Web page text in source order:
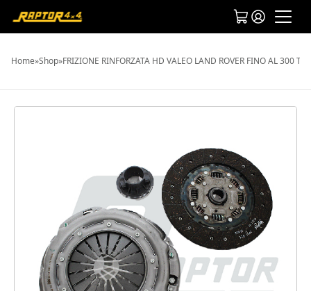
Home»Shop»FRIZIONE RINFORZATA HD VALEO LAND ROVER FINO AL 300 TDI